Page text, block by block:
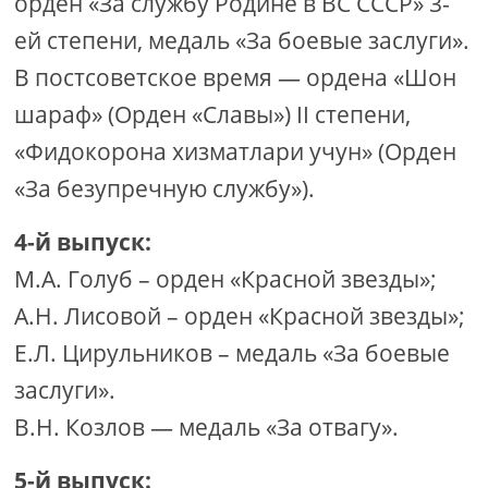
ей степени, медаль «За боевые заслуги».
В постсоветское время — ордена «Шон
шараф» (Орден «Славы») II степени,
«Фидокорона хизматлари учун» (Орден
«За безупречную службу»).
4-й выпуск:
М.А. Голуб – орден «Красной звезды»;
А.Н. Лисовой – орден «Красной звезды»;
Е.Л. Цирульников – медаль «За боевые
заслуги».
В.Н. Козлов — медаль «За отвагу».
5-й выпуск: